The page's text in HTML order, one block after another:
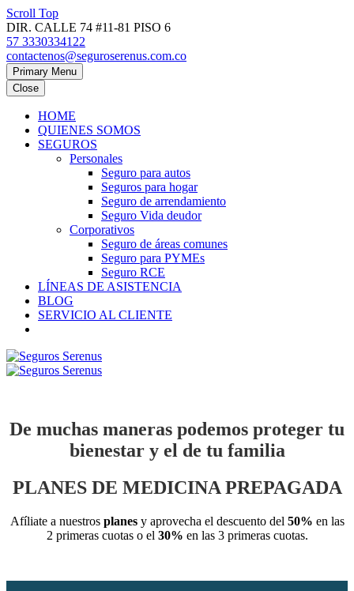
Scroll Top
DIR. CALLE 74 #11-81 PISO 6
57 3330334122
contactenos@seguroserenus.com.co
Primary Menu
Close
HOME
QUIENES SOMOS
SEGUROS
Personales
Seguro para autos
Seguros para hogar
Seguro de arrendamiento
Seguro Vida deudor
Corporativos
Seguro de áreas comunes
Seguro para PYMEs
Seguro RCE
LÍNEAS DE ASISTENCIA
BLOG
SERVICIO AL CLIENTE
De muchas maneras podemos proteger tu
bienestar y el de tu familia
PLANES DE MEDICINA PREPAGADA
Afíliate a nuestros planesy aprovecha el descuento del 50% en las
2 primeras cuotas o el 30% en las 3 primeras cuotas.